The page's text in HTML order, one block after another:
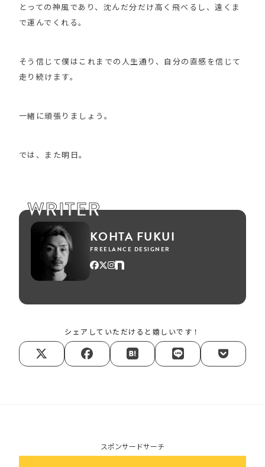
とっての神風であり、沈んだ分だけ高く飛べるし、遠くま
で運んでくれる。
そう信じて僕はこれまでの人生通り、自分の直感を信じて
走り続けます。
一緒に頑張りましょう。
では、また明日。
WRITER
KOHTA FUKUI
FREELANCE DESIGNER
シェアしていただけると嬉しいです！
スポンサードサーチ